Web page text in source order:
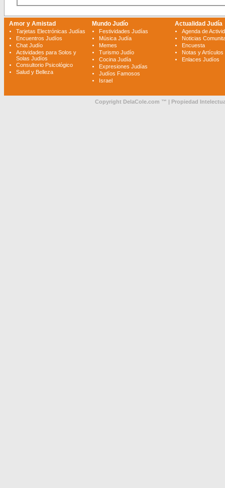
Amor y Amistad
Tarjetas Electrónicas Judías
Encuentros Judíos
Chat Judío
Actividades para Solos y
Solas Judíos
Consultorio Psicológico
Salud y Belleza
Mundo Judío
Festividades Judías
Música Judía
Memes
Turismo Judío
Cocina Judía
Expresiones Judías
Judíos Famosos
Israel
Actualidad Judía
Agenda de
Noticias
Encuesta
Notas y Artículos
Enlaces Judíos
Copyright DelaCole.com ™ | Propiedad